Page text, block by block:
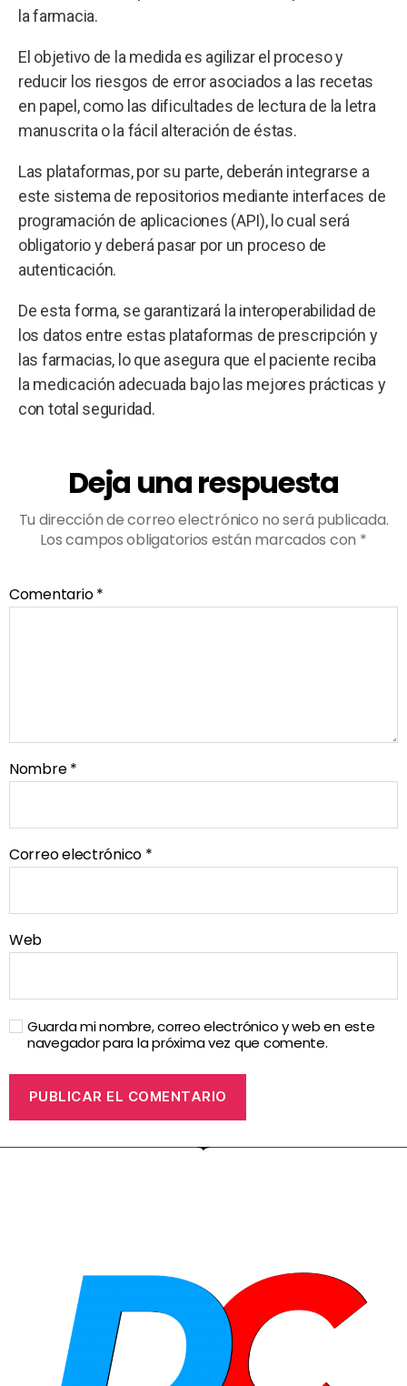
la farmacia.
El objetivo de la medida es agilizar el proceso y
reducir los riesgos de error asociados a las recetas
en papel, como las dificultades de lectura de la letra
manuscrita o la fácil alteración de éstas.
Las plataformas, por su parte, deberán integrarse a
este sistema de repositorios mediante interfaces de
programación de aplicaciones (API), lo cual será
obligatorio y deberá pasar por un proceso de
autenticación.
De esta forma, se garantizará la interoperabilidad de
los datos entre estas plataformas de prescripción y
las farmacias, lo que asegura que el paciente reciba
la medicación adecuada bajo las mejores prácticas y
con total seguridad.
Deja una respuesta
Tu dirección de correo electrónico no será publicada.
Los campos obligatorios están marcados con *
Comentario*
Nombre*
Correo electrónico *
Web
Guarda mi nombre, correo electrónico y web en este
navegador para la próxima vez que comente.